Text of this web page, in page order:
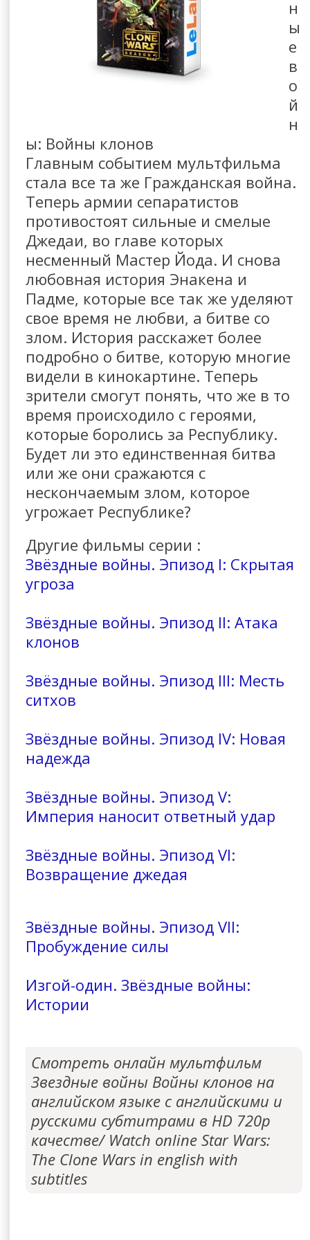
н
ы
е
в
о
й
н
ы: Войны клонов
Главным событием мультфильма
стала все та же Гражданская война.
Теперь армии сепаратистов
противостоят сильные и смелые
Джедаи, во главе которых
несменный Мастер Йода. И снова
любовная история Энакена и
Падме, которые все так же уделяют
свое время не любви, а битве со
злом. История расскажет более
подробно о битве, которую многие
видели в кинокартине. Теперь
зрители смогут понять, что же в то
время происходило с героями,
которые боролись за Республику.
Будет ли это единственная битва
или же они сражаются с
нескончаемым злом, которое
угрожает Республике?
Другие фильмы серии :
Звёздные войны. Эпизод I: Скрытая
угроза
Звёздные войны. Эпизод II: Атака
клонов
Звёздные войны. Эпизод III: Месть
ситхов
Звёздные войны. Эпизод IV: Новая
надежда
Звёздные войны. Эпизод V:
Империя наносит ответный удар
Звёздные войны. Эпизод VI:
Возвращение джедая
Звёздные войны. Эпизод VII:
Пробуждение силы
Изгой-один. Звёздные войны:
Истории
Смотреть онлайн мультфильм
Звездные войны Войны клонов на
английском языке с английскими и
русскими субтитрами в HD 720p
качестве/ Watch online Star Wars:
The Clone Wars in english with
subtitles